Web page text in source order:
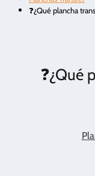
❓¿Qué plancha
❓¿Qué